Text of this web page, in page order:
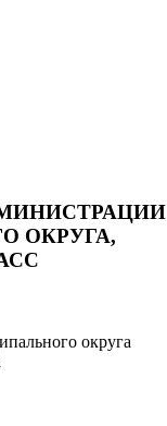
ОКРУГА,
округа